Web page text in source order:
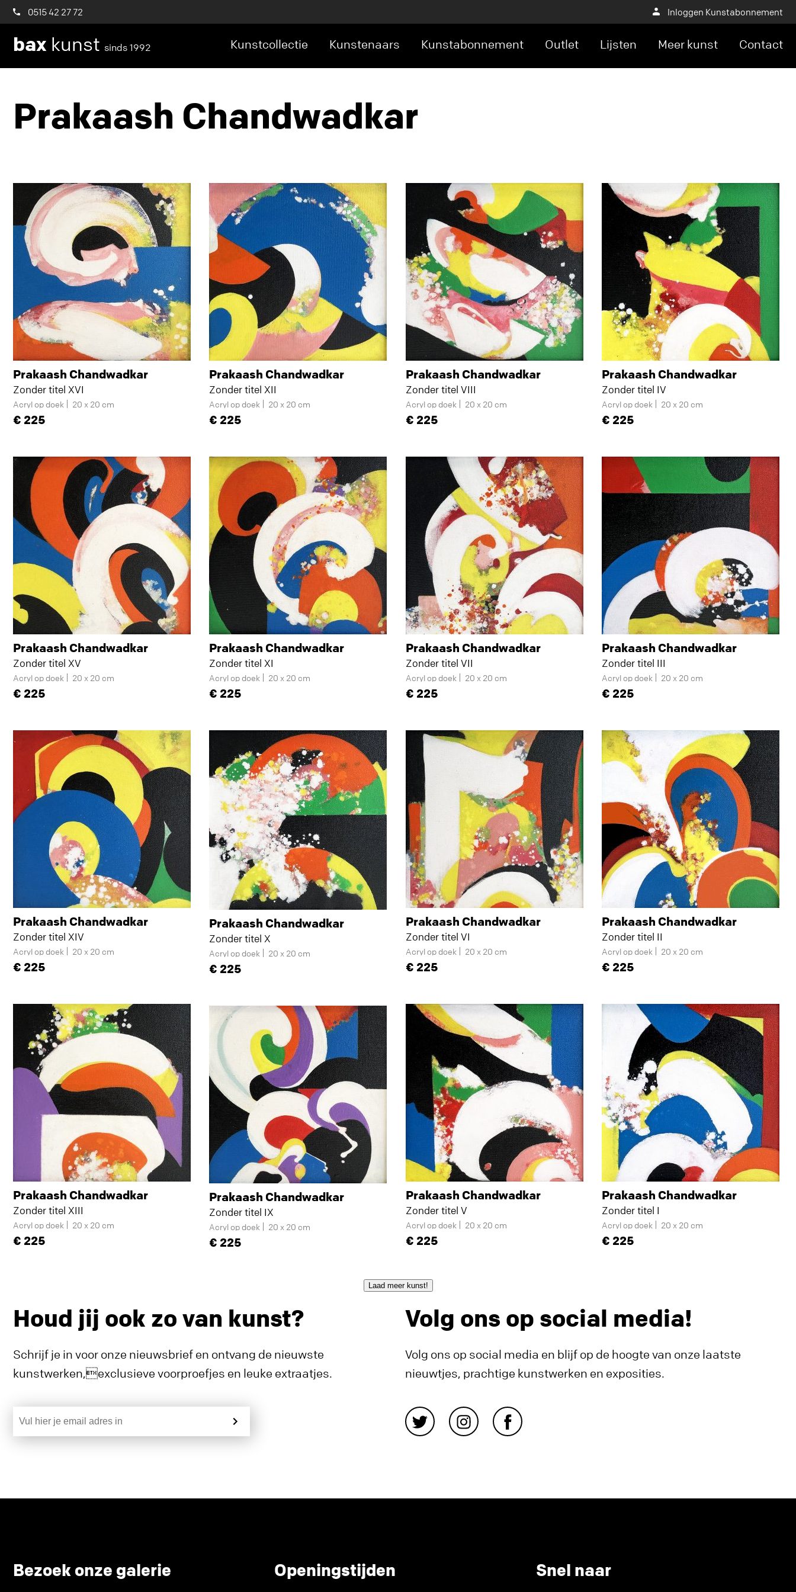
0515 42 27 72 Inloggen Kunstabonnement
bax kunst sinds 1992 Kunstcollectie Kunstenaars Kunstabonnement Outlet Lijsten Meer kunst Contact
Prakaash Chandwadkar
Prakaash Chandwadkar
Zonder titel XVI
Acryl op doek 20 x 20 cm
225
Prakaash Chandwadkar
Zonder titel XV
Acryl op doek 20 x 20 cm
225
Prakaash Chandwadkar
Zonder titel XIV
Acryl op doek 20 x 20 cm
225
Prakaash Chandwadkar
Zonder titel XIII
Acryl op doek 20 x 20 cm
225
Prakaash Chandwadkar
Zonder titel XII
Acryl op doek 20 x 20 cm
225
Prakaash Chandwadkar
Zonder titel XI
Acryl op doek 20 x 20 cm
225
Prakaash Chandwadkar
Zonder titel X
Acryl op doek 20 x 20 cm
225
Prakaash Chandwadkar
Zonder titel IX
Acryl op doek 20 x 20 cm
225
Prakaash Chandwadkar
Zonder titel VIII
Acryl op doek 20 x 20 cm
225
Prakaash Chandwadkar
Zonder titel VII
Acryl op doek 20 x 20 cm
225
Prakaash Chandwadkar
Zonder titel VI
Acryl op doek 20 x 20 cm
225
Prakaash Chandwadkar
Zonder titel V
Acryl op doek 20 x 20 cm
225
Prakaash Chandwadkar
Zonder titel IV
Acryl op doek 20 x 20 cm
225
Prakaash Chandwadkar
Zonder titel III
Acryl op doek 20 x 20 cm
225
Prakaash Chandwadkar
Zonder titel II
Acryl op doek 20 x 20 cm
225
Prakaash Chandwadkar
Zonder titel I
Acryl op doek 20 x 20 cm
225
Laad meer kunst!
Houd jij ook zo van kunst?
Schrijf je in voor onze nieuwsbrief en ontvang de nieuwste
kunstwerken,exclusieve voorproefjes en leuke extraatjes.
Volg ons op social media!
Volg ons op social media en blijf op de hoogte van onze laatste
nieuwtjes, prachtige kunstwerken en exposities.
Bezoek onze galerie Openingstijden Snel naar